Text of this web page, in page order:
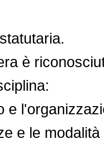
è
e le modalità